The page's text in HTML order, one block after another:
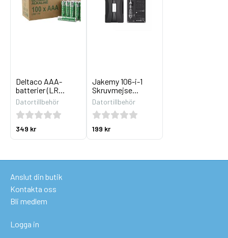
Deltaco AAA-
batterier (LR...
Datortillbehör
349 kr
Jakemy 106-i-1
Skruvmejse...
Datortillbehör
199 kr
Anslut din butik
Kontakta oss
Bli medlem
Logga in